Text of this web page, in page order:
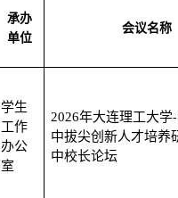
承办
单位
会议名称
学生
工作
办公
室
2026年大连理工大学-
中拔尖创新人才培养
中校长论坛